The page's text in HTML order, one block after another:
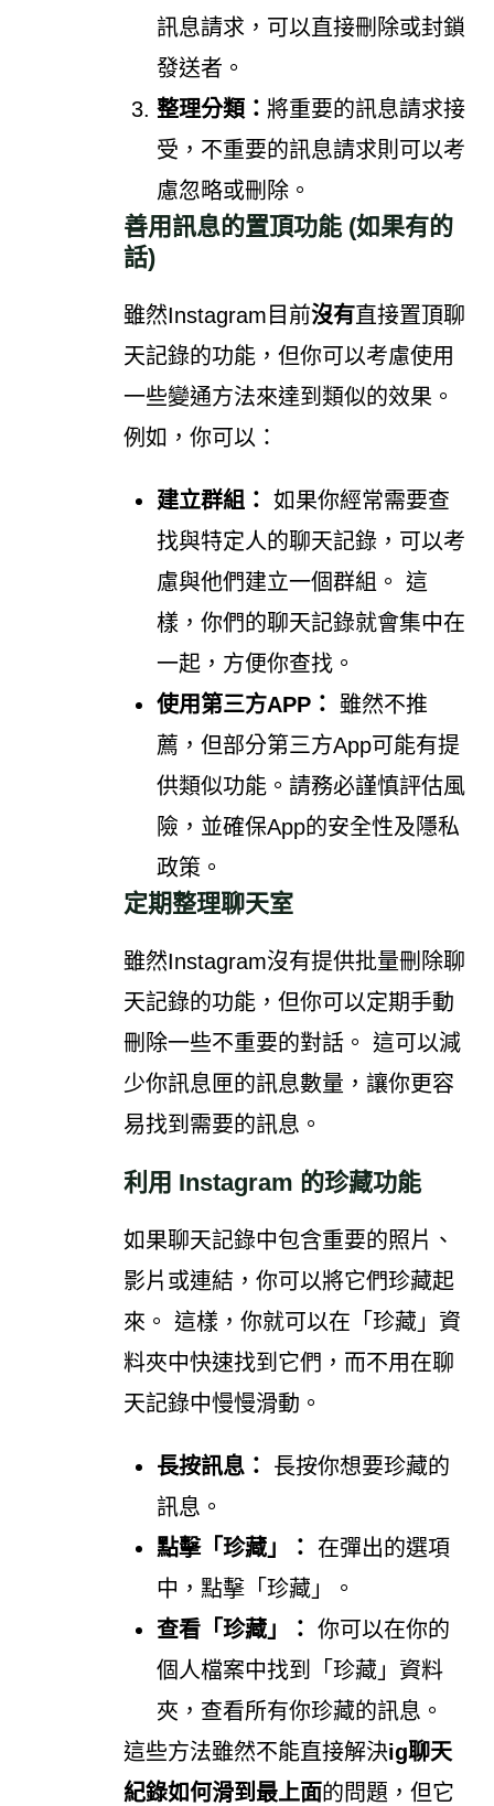
訊息請求，可以直接刪除或封鎖
發送者。
整理分類： 將重要的訊息請求接
受，不重要的訊息請求則可以考
慮忽略或刪除。
善用訊息的置頂功能 (如果有的
話)
雖然Instagram目前沒有直接置頂聊
天記錄的功能，但你可以考慮使用
一些變通方法來達到類似的效果。
例如，你可以：
建立群組： 如果你經常需要查
找與特定人的聊天記錄，可以考
慮與他們建立一個群組。 這
樣，你們的聊天記錄就會集中在
一起，方便你查找。
使用第三方APP：
雖然不推
薦，但部分第三方App可能有提
供類似功能。請務必謹慎評估風
險，並確保App的安全性及隱私
政策。
定期整理聊天室
雖然Instagram沒有提供批量刪除聊
天記錄的功能，但你可以定期手動
刪除一些不重要的對話。 這可以減
少你訊息匣的訊息數量，讓你更容
易找到需要的訊息。
利用 Instagram 的珍藏功能
如果聊天記錄中包含重要的照片、
影片或連結，你可以將它們珍藏起
來。 這樣，你就可以在「珍藏」資
料夾中快速找到它們，而不用在聊
天記錄中慢慢滑動。
長按訊息：
長按你想要珍藏的
訊息。
點擊「珍藏」：
在彈出的選項
中，點擊「珍藏」。
查看「珍藏」： 你可以在你的
個人檔案中找到「珍藏」資料
夾，查看所有你珍藏的訊息。
這些方法雖然不能直接解決ig聊天
紀錄如何滑到最上面的問題，但它